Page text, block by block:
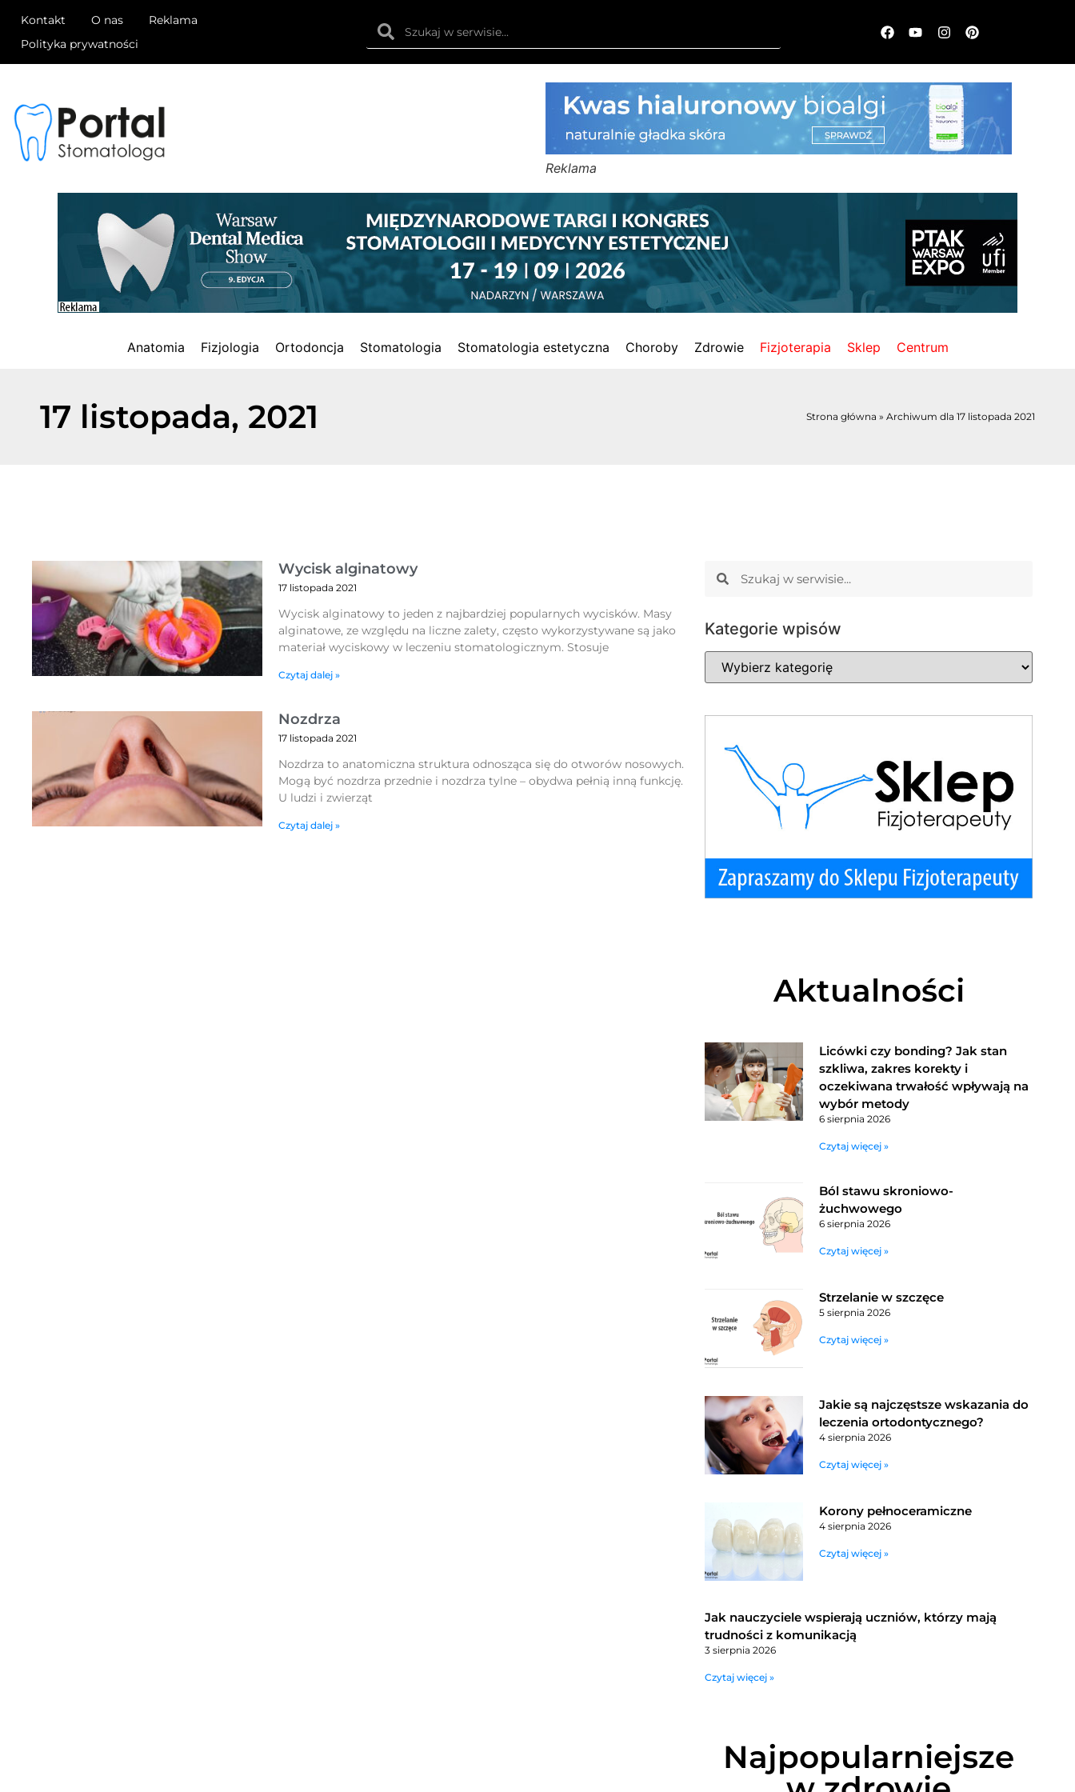
Kontakt O nas
Reklama
Polityka prywatności
Reklama
Anatomia Fizjologia Ortodoncja Stomatologia Stomatologia estetyczna Choroby Zdrowie Fizjoterapia Sklep Centrum
17 listopada, 2021 Strona główna » Archiwum dla 17 listopada 2021
Wycisk alginatowy
17 listopada 2021
Wycisk alginatowy to jeden z najbardziej popularnych wycisków. Masy
alginatowe, ze względu na liczne zalety, często wykorzystywane są jako
materiał wyciskowy w leczeniu stomatologicznym. Stosuje
Czytaj dalej »
Nozdrza
17 listopada 2021
Nozdrza to anatomiczna struktura odnosząca się do otworów nosowych.
Mogą być nozdrza przednie i nozdrza tylne – obydwa pełnią inną funkcję.
U ludzi i zwierząt
Czytaj dalej »
Kategorie wpisów
Aktualności
Licówki czy bonding? Jak stan
szkliwa, zakres korekty i
oczekiwana trwałość wpływają na
wybór metody
6 sierpnia 2026
Czytaj więcej »
Ból stawu skroniowo-
żuchwowego
6 sierpnia 2026
Czytaj więcej »
Strzelanie w szczęce
5 sierpnia 2026
Czytaj więcej »
Jakie są najczęstsze wskazania do
leczenia ortodontycznego?
4 sierpnia 2026
Czytaj więcej »
Korony pełnoceramiczne
4 sierpnia 2026
Czytaj więcej »
Jak nauczyciele wspierają uczniów, którzy mają
trudności z komunikacją
3 sierpnia 2026
Czytaj więcej »
Najpopularniejsze